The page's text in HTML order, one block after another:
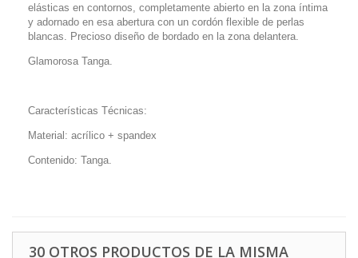
elásticas en contornos, completamente abierto en la zona íntima
y adornado en esa abertura con un cordón flexible de perlas
blancas. Precioso diseño de bordado en la zona delantera.
Glamorosa Tanga.
Características Técnicas:
Material: acrílico + spandex
Contenido: Tanga.
30 OTROS PRODUCTOS DE LA MISMA